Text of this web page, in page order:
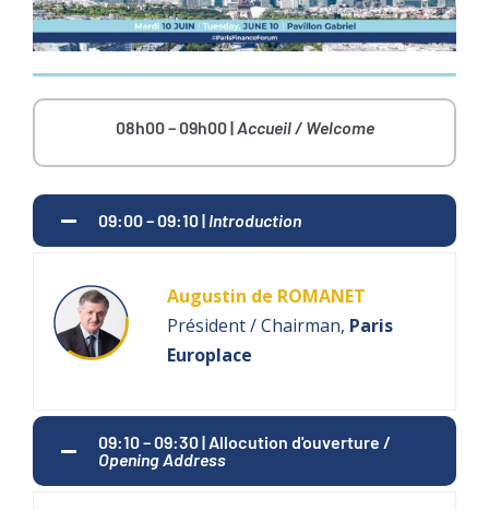
08h00 – 09h00 |Accueil / Welcome
09:00 – 09:10 | Introduction
Augustin de ROMANET
Président / Chairman, Paris
Europlace
09:10 – 09:30 | Allocution d'ouverture /
Opening Address